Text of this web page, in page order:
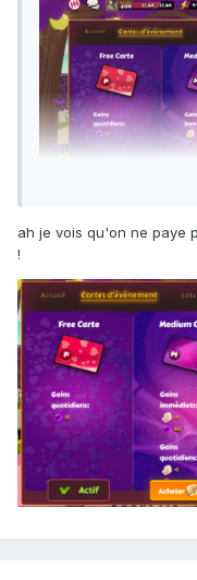
Ahah trop drole moi
gemme qui depasse
ah je vois qu'on ne paye
!